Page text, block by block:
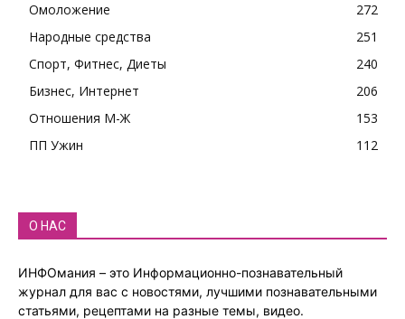
Омоложение
272
Народные средства
251
Спорт, Фитнес, Диеты
240
Бизнес, Интернет
206
Отношения М-Ж
153
ПП Ужин
112
О НАС
ИНФОмания – это Информационно-познавательный
журнал для вас с новостями, лучшими познавательными
статьями, рецептами на разные темы, видео.